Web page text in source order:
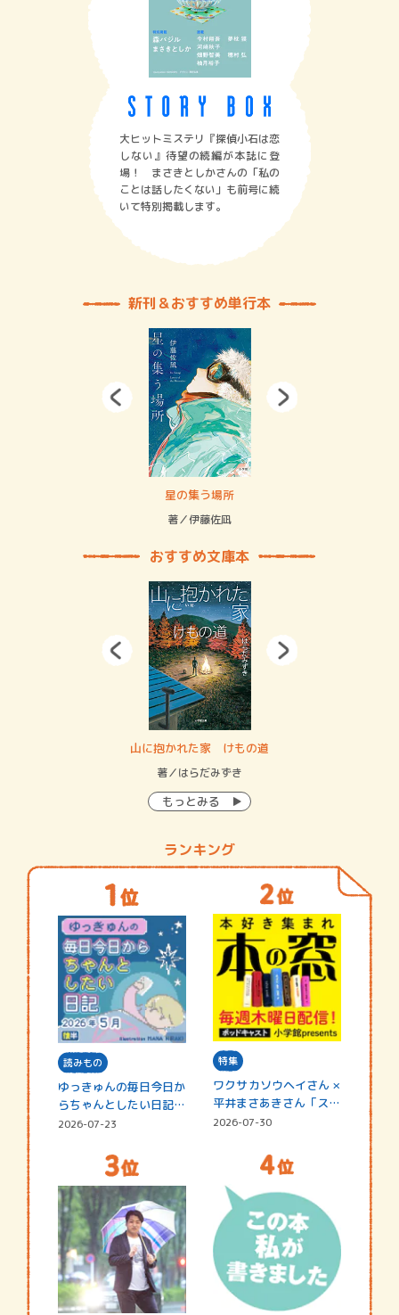
大ヒットミステリ『探偵小石は恋
しない』待望の続編が本誌に登
場！ まさきとしかさんの「私の
ことは話したくない」も前号に続
いて特別掲載します。
新刊＆おすすめ単行本
星の集う場所
著／伊藤佐凪
おすすめ文庫本
山に抱かれた家 けもの道
著／はらだみずき
もっとみる
ランキング
読みもの
ゆっきゅんの毎日今日か
らちゃんとしたい日記
☆202…
2026-07-23
特集
ワクサカソウヘイさん ×
平井まさあきさん「スペ
シャ…
2026-07-30